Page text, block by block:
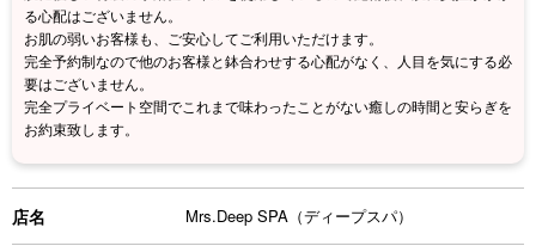
る心配はございません。
お肌の弱いお客様も、ご安心してご利用いただけます。
完全予約制なので他のお客様と鉢合わせする心配がなく、人目を気にする必
要はございません。
完全プライベート空間でこれまで味わったことがない癒しの時間と安らぎを
お約束致します。
店名 Mrs.Deep SPA（ディープスパ）